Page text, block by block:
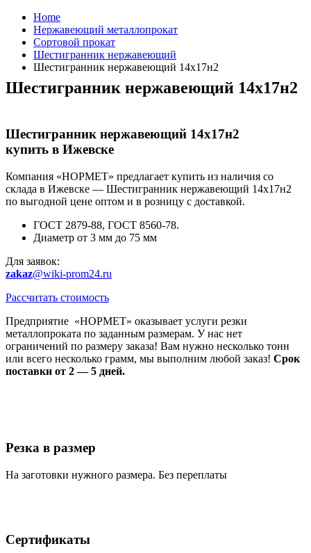
Home
Нержавеющий металлопрокат
Сортовой прокат
Шестигранник нержавеющий
Шестигранник нержавеющий 14х17н2
Шестигранник нержавеющий 14х17н2
Шестигранник нержавеющий 14х17н2
купить в Ижевске
Компания «НОРМЕТ» предлагает купить из наличия со
склада в Ижевске — Шестигранник нержавеющий 14х17н2
по выгодной цене оптом и в розницу с доставкой.
ГОСТ 2879-88, ГОСТ 8560-78.
Диаметр от 3 мм до 75 мм
Для заявок:
zakaz@wiki-prom24.ru
Рассчитать стоимость
Предприятие «НОРМЕТ» оказывает услуги резки
металлопроката по заданным размерам. У нас нет
ограничений по размеру заказа! Вам нужно несколько тонн
или всего несколько грамм, мы выполним любой заказ! Срок
поставки от 2 — 5 дней.
Резка в размер
На заготовки нужного размера. Без переплаты
Сертификаты